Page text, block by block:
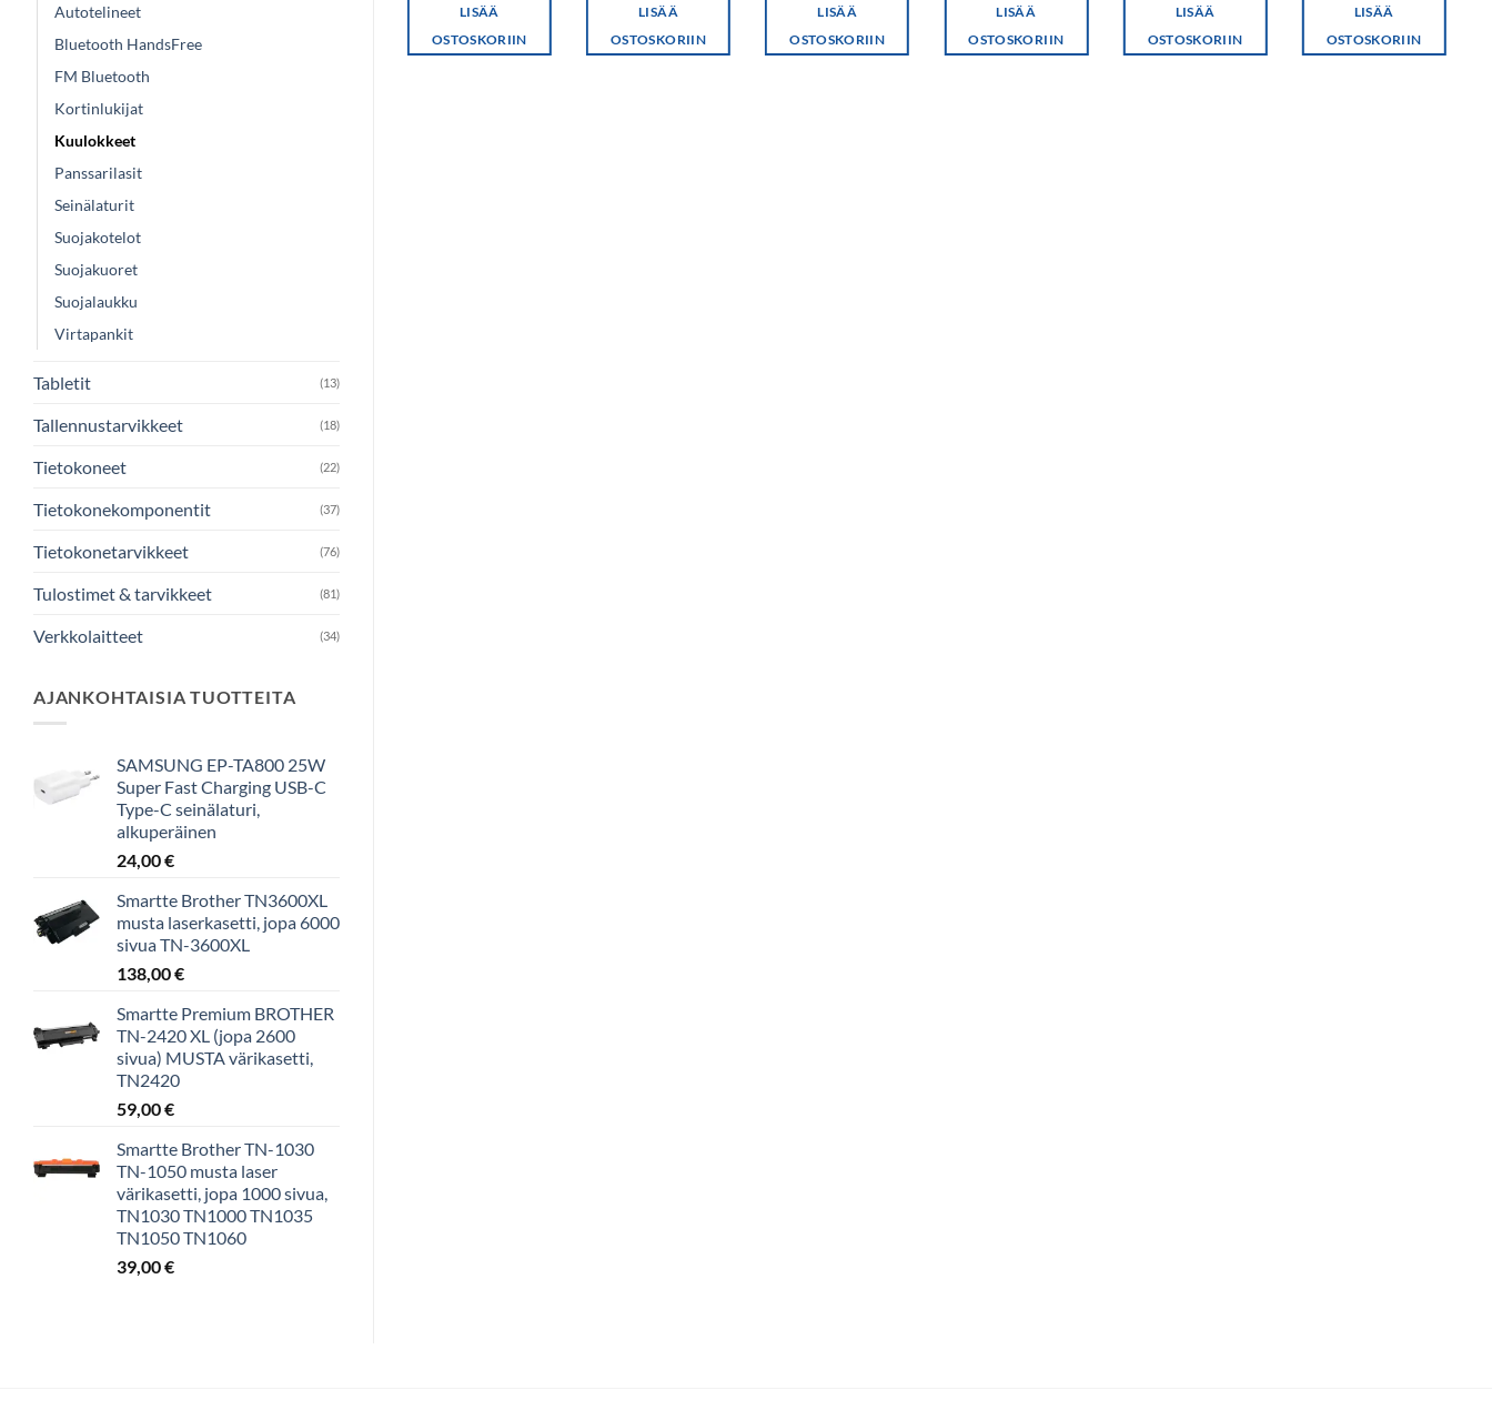
Autotelineet
Bluetooth HandsFree
FM Bluetooth
Kortinlukijat
Kuulokkeet
Panssarilasit
Seinälaturit
Suojakotelot
Suojakuoret
Suojalaukku
Virtapankit
Tabletit (13)
Tallennustarvikkeet (18)
Tietokoneet (22)
Tietokonekomponentit (37)
Tietokonetarvikkeet (76)
Tulostimet & tarvikkeet (81)
Verkkolaitteet (34)
AJANKOHTAISIA TUOTTEITA
SAMSUNG EP-TA800 25W
Super Fast Charging USB-C
Type-C seinälaturi,
alkuperäinen
24,00€
Smartte Brother TN3600XL
musta laserkasetti, jopa 6000
sivua TN-3600XL
138,00€
Smartte Premium BROTHER
TN-2420 XL (jopa 2600
sivua) MUSTA värikasetti,
TN2420
59,00€
Smartte Brother TN-1030
TN-1050 musta laser
värikasetti, jopa 1000 sivua,
TN1030 TN1000 TN1035
TN1050 TN1060
39,00€
LISÄÄ
OSTOSKORIIN
LISÄÄ
OSTOSKORIIN
LISÄÄ
OSTOSKORIIN
LISÄÄ
OSTOSKORIIN
LISÄÄ
OSTOSKORIIN
LISÄÄ
OSTOSKORIIN